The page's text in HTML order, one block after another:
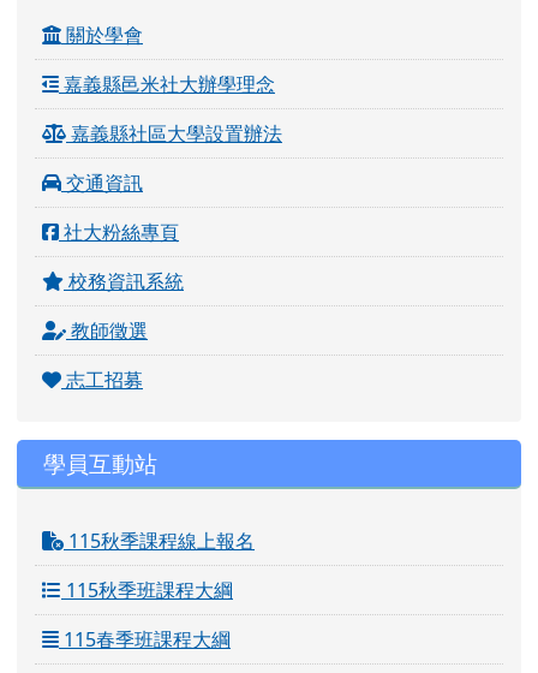
關於學會
嘉義縣邑米社大辦學理念
嘉義縣社區大學設置辦法
交通資訊
社大粉絲專頁
校務資訊系統
教師徵選
志工招募
學員互動站
115秋季課程線上報名
115秋季班課程大綱
115春季班課程大綱